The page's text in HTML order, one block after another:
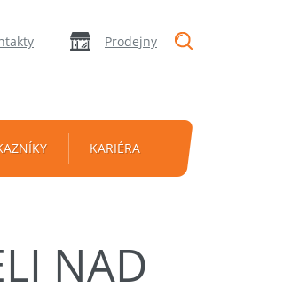
Prodejny
KARIÉRA
NAD